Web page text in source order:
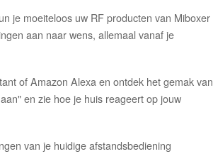
je moeiteloos uw RF producten van Miboxer
aan naar wens, allemaal vanaf je
of Amazon Alexa en ontdek het gemak van
en zie hoe je huis reageert op jouw
van je huidige afstandsbediening